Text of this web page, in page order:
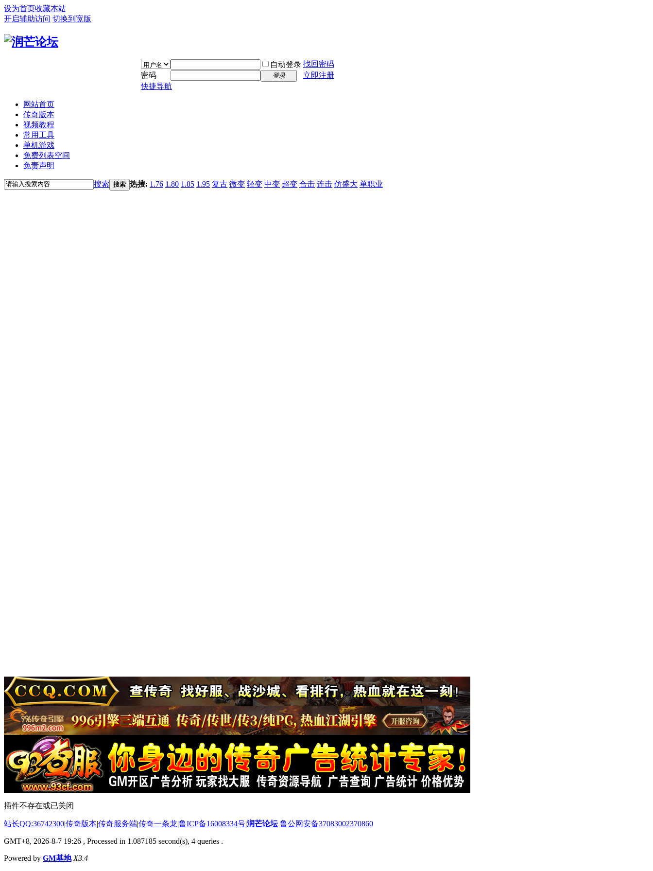
设为首页收藏本站
开启辅助访问 切换到宽版
自动登录 找回密码
密码
登录
立即注册
快捷导航
网站首页
传奇版本
视频教程
常用工具
单机游戏
免费列表空间
免责声明
搜索 搜索 热搜: 1.76 1.80 1.85 1.95 复古 微变 轻变 中变 超变 合击 连击 仿盛大 单职业
插件不存在或已关闭
站长QQ:36742300|传奇版本|传奇服务端|传奇一条龙|鲁ICP备16008334号|润芒论坛 鲁公网安备37083002370860
GMT+8, 2026-8-7 19:26 , Processed in 1.087185 second(s), 4 queries .
Powered by GM基地 X3.4